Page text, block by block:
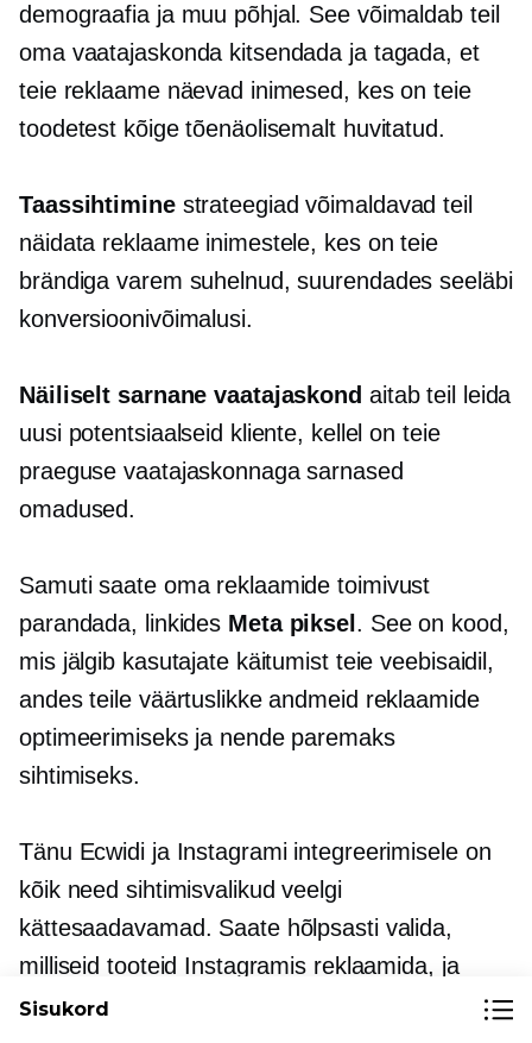
demograafia ja muu põhjal. See võimaldab teil
oma vaatajaskonda kitsendada ja tagada, et
teie reklaame näevad inimesed, kes on teie
toodetest kõige tõenäolisemalt huvitatud.
Taassihtiminestrateegiad võimaldavad teil
näidata reklaame inimestele, kes on teie
brändiga varem suhelnud, suurendades seeläbi
konversioonivõimalusi.
Näiliselt sarnane vaatajaskond aitab teil leida
uusi potentsiaalseid kliente, kellel on teie
praeguse vaatajaskonnaga sarnased
omadused.
Samuti saate oma reklaamide toimivust
parandada, linkides Meta piksel . See on kood,
mis jälgib kasutajate käitumist teie veebisaidil,
andes teile väärtuslikke andmeid reklaamide
optimeerimiseks ja nende paremaks
sihtimiseks.
Tänu Ecwidi ja Instagrami integreerimisele on
kõik need sihtimisvalikud veelgi
kättesaadavamad. Saate hõlpsasti valida,
milliseid tooteid Instagramis reklaamida, ja
kohandada reklaami vastavalt oma
Sisukord